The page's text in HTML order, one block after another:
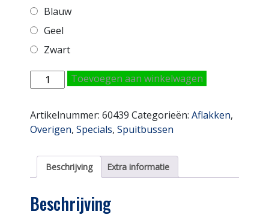
Blauw
Geel
Zwart
Mipa
Spuitbus
Lak
Rood
aantal
Toevoegen aan winkelwagen
Artikelnummer: 60439 Categorieën: Aflakken,
Overigen, Specials, Spuitbussen
Beschrijving Extra informatie
Beschrijving